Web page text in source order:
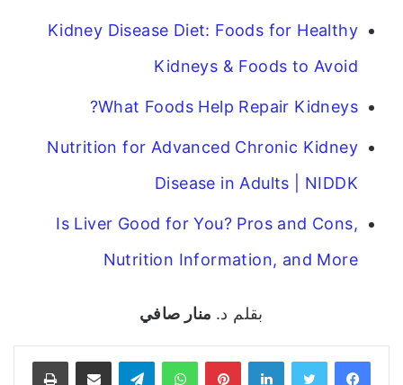
Kidney Disease Diet: Foods for Healthy
Kidneys & Foods to Avoid
What Foods Help Repair Kidneys?
Nutrition for Advanced Chronic Kidney
Disease in Adults | NIDDK
Is Liver Good for You? Pros and Cons,
Nutrition Information, and More
بقلم د. منار صافي
فيسبوك تويتر لينكدإن بينتيريستواتساب تيلقرام مشاركة عبر البريد طباعة